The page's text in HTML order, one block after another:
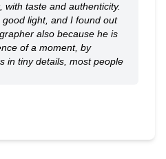
in modo naturale, seguo la
taste and authenticity.
light, and I found out
also because he is
of a moment, by
in tiny details, most people